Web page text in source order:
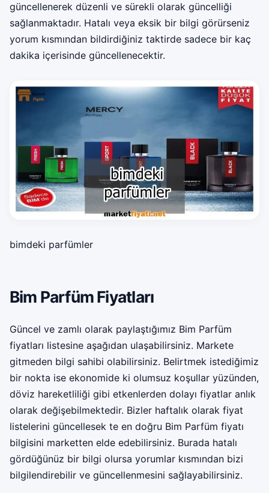
güncellenerek düzenli ve sürekli olarak güncelliği
sağlanmaktadır. Hatalı veya eksik bir bilgi görürseniz
yorum kısmından bildirdiğiniz taktirde sadece bir kaç
dakika içerisinde güncellenecektir.
bimdeki parfümler
Bim Parfüm Fiyatları
Güncel ve zamlı olarak paylaştığımız Bim Parfüm
fiyatları listesine aşağıdan ulaşabilirsiniz. Markete
gitmeden bilgi sahibi olabilirsiniz. Belirtmek istediğimiz
bir nokta ise ekonomide ki olumsuz koşullar yüzünden,
döviz hareketliliği gibi etkenlerden dolayı fiyatlar anlık
olarak değişebilmektedir. Bizler haftalık olarak fiyat
listelerini güncellesek te en doğru Bim Parfüm fiyatı
bilgisini marketten elde edebilirsiniz. Burada hatalı
gördüğünüz bir bilgi olursa yorumlar kısmından bizi
bilgilendirebilir ve güncellenmesini sağlayabilirsiniz.